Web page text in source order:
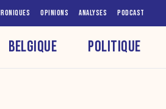
OPINIONS ANALYSES PODCAST
BELGIQUE POLITIQUE